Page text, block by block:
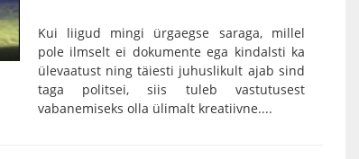
Kui liigud mingi ürgaegse saraga, millel
pole ilmselt ei dokumente ega kindalsti ka
ülevaatust ning täiesti juhuslikult ajab sind
taga politsei, siis tuleb vastutusest
vabanemiseks olla ülimalt kreatiivne....